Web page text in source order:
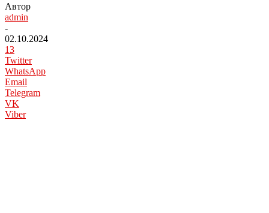
Автор
admin
-
02.10.2024
13
Twitter
WhatsApp
Email
Telegram
VK
Viber